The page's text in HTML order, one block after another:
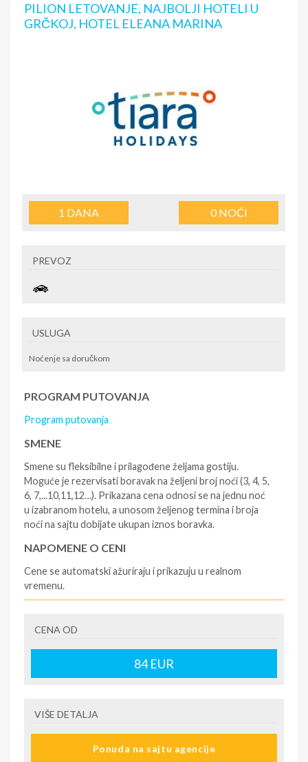
PILION LETOVANJE, NAJBOLJI HOTELI U
GRČKOJ, HOTEL ELEANA MARINA
1 DANA 0NOĆI
PREVOZ
USLUGA
Noćenje sa doručkom
PROGRAM PUTOVANJA
Program putovanja
SMENE
Smene su fleksibilne i prilagođene željama gostiju.
Moguće je rezervisati boravak na željeni broj noći (3, 4, 5,
6, 7,...10,11,12…). Prikazana cena odnosi se na jednu noć
u izabranom hotelu, a unosom željenog termina i broja
noći na sajtu dobijate ukupan iznos boravka.
NAPOMENE O CENI
Cene se automatski ažuriraju i prikazuju u realnom
vremenu.
- rezervisane i potvrđene usluge u izabranoj smeštajnoj
jedinici prema opisu - korišćenje hotelskih sadržaja
prema opisu - uslugu rezervacije - organizaciju
putovanja
krizu) na destinaciji, plaćaju se na recepciji
hotela/apartmana za hotele sa 1* i 2* i nekategorisane
CENA OD
84EUR
VIŠE DETALJA
Ponuda na sajtu agencije